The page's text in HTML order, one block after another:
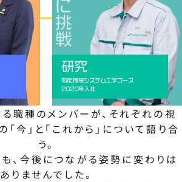
職種のメンバーが、それぞれの視
「今」と「これから」について語り合
う。
、今後につながる姿勢に変わりは
ありませんでした。